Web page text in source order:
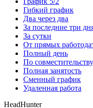
Гибкий график
Два через два
За последние три
За сутки
От прямых
Полный день
По совместительству
Полная занятость
Сменный график
Удаленная работа
HeadHunter